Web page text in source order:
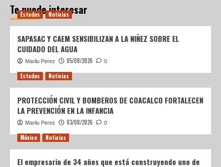
Te puede interesar
Estados Noticias
SAPASAC Y CAEM SENSIBILIZAN A LA NIÑEZ SOBRE EL
CUIDADO DEL AGUA
Marilu Perez 05/08/2026 0
Estados Noticias
PROTECCIÓN CIVIL Y BOMBEROS DE COACALCO FORTALECEN
LA PREVENCIÓN EN LA INFANCIA
Marilu Perez 03/08/2026 0
México Noticias
El empresario de 34 años que está construyendo uno de